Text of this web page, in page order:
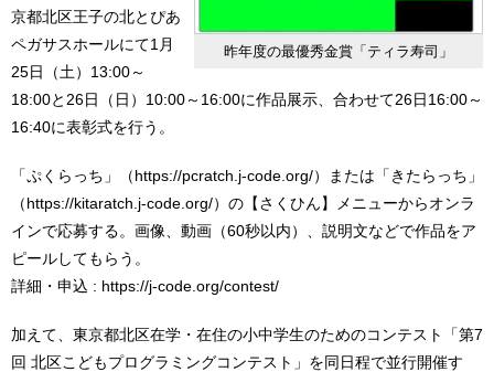
昨年度の最優秀金賞「ティラ寿司」
京都北区王子の北とぴあ
ペガサスホールにて1月
25日（土）13:00～
18:00と26日（日）10:00～16:00に作品展示、合わせて26日16:00～
16:40に表彰式を行う。
「ぷくらっち」（https://pcratch.j-code.org/）または「きたらっち」
（https://kitaratch.j-code.org/）の【さくひん】メニューからオンラ
インで応募する。画像、動画（60秒以内）、説明文などで作品をア
ピールしてもらう。
詳細・申込 : https://j-code.org/contest/
加えて、東京都北区在学・在住の小中学生のためのコンテスト「第7
回 北区こどもプログラミングコンテスト」を同日程で並行開催す